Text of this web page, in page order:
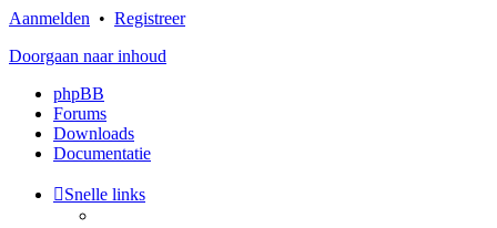
Aanmelden • Registreer
Doorgaan naar inhoud
phpBB
Forums
Downloads
Documentatie
Snelle links